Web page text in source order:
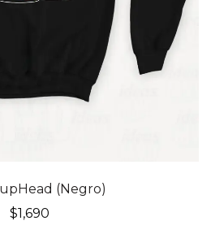
(Negro)
$1,690